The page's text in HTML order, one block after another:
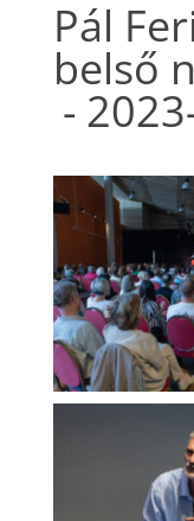
Pál
belső
-